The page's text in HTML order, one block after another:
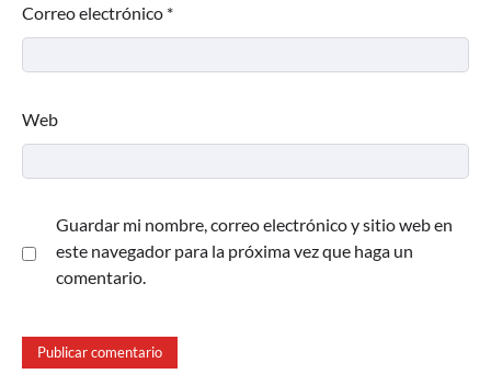
Correo electrónico *
Web
Guardar mi nombre, correo electrónico y sitio web en
este navegador para la próxima vez que haga un
comentario.